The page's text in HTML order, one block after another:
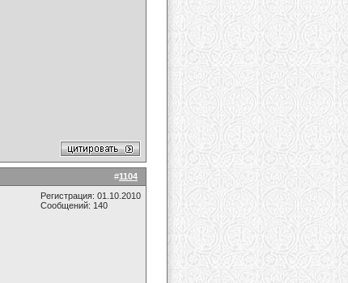
#1104
Регистрация: 01.10.2010
Сообщений: 140